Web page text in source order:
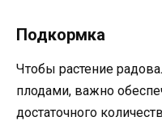
Подкормка
Чтобы растение
плодами, важно
достаточного